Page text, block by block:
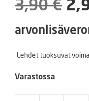
3,90€
oli:
Lehdet tuoksuvat
Varastossa